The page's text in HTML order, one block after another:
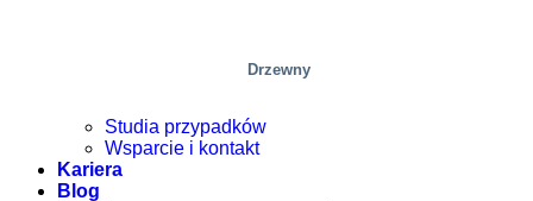
Drzewny
Studia przypadków
Wsparcie i kontakt
Kariera
Blog